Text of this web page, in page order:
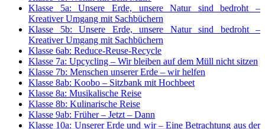
Klasse 5a: Unsere Erde, unsere Natur sind bedroht –
Kreativer Umgang mit Sachbüchern
Klasse 5b: Unsere Erde, unsere Natur sind bedroht –
Kreativer Umgang mit Sachbüchern
Klasse 6ab: Reduce-Reuse-Recycle
Klasse 7a: Upcycling – Wir bleiben auf dem Müll nicht sitzen
Klasse 7b: Menschen unserer Erde – wir helfen
Klasse 8ab: Koobo – Sitzbank mit Hochbeet
Klasse 8a: Musikalische Reise
Klasse 8b: Kulinarische Reise
Klasse 9ab: Früher – Jetzt – Dann
Klasse 10a: Unserer Erde und wir – Eine Betrachtung aus der